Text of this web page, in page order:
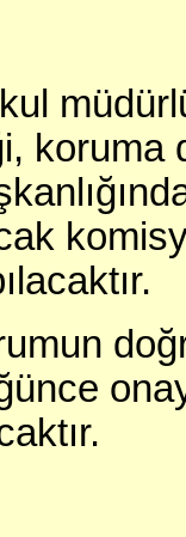
koruma